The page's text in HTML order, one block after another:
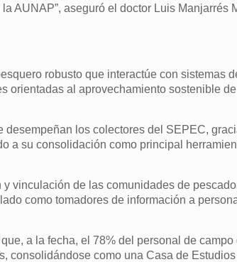
AUNAP”, aseguró el doctor Luis Manjarrés
robusto que interactúe con sistemas
orientadas al aprovechamiento sostenible
los colectores del SEPEC,
a su consolidación como principal
vinculación de las comunidades de
como tomadores de información a
a la fecha, el 78% del personal de campo
consolidándose como una Casa de